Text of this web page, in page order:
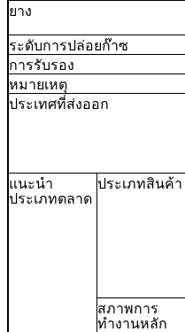
ยาง
ระดับการปล่อยก๊าซ
การรับรอง
หมายเหตุ
ประเทศที่ส่งออก
แนะนำ
ประเภทตลาด
ประเภทสินค้า
สภาพการ
ทำงานหลัก